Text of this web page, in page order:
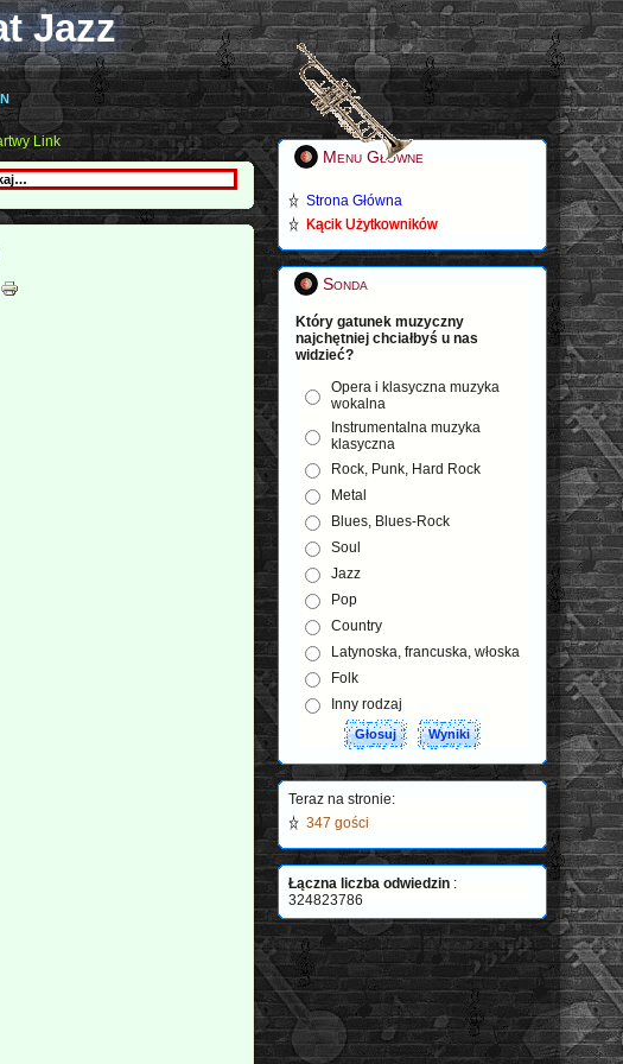
Jazz
Link
Menu Główne
Strona Główna
Kącik Użytkowników
Sonda
Który gatunek muzyczny
najchętniej chciałbyś u nas
widzieć?
Opera i klasyczna muzyka
wokalna
Instrumentalna muzyka
klasyczna
Rock, Punk, Hard Rock
Metal
Blues, Blues-Rock
Soul
Jazz
Pop
Country
Latynoska, francuska, włoska
Folk
Inny rodzaj
Teraz na stronie:
347 gości
Łączna liczba odwiedzin :
324823786